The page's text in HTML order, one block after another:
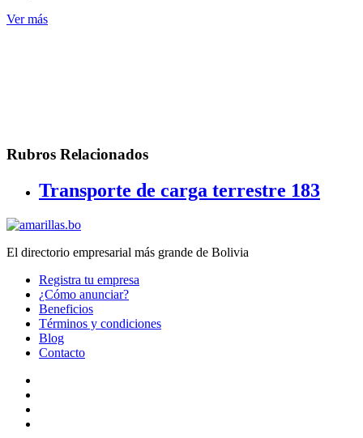
Ver más
Rubros Relacionados
Transporte de carga terrestre 183
El directorio empresarial más grande de Bolivia
Registra tu empresa
¿Cómo anunciar?
Beneficios
Términos y condiciones
Blog
Contacto